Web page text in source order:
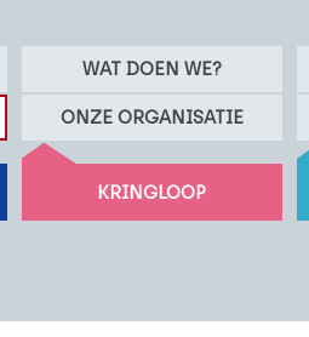
WAT DOEN WE?
ONZE ORGANISATIE
KRINGLOOP